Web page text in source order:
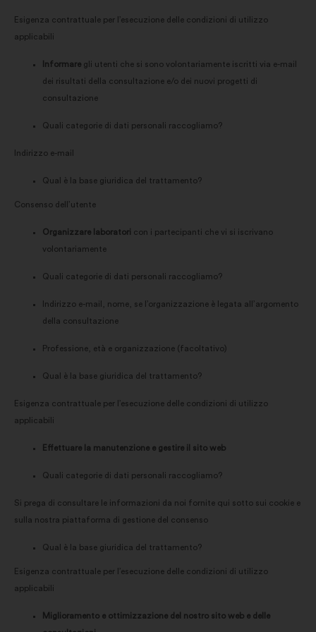
Esigenza contrattuale per l’esecuzione delle condizioni di utilizzo
applicabili
Informare gli utenti che si sono volontariamente iscritti via e-mail
dei risultati della consultazione e/o dei nuovi progetti di
consultazione
Quali categorie di dati personali raccogliamo?
Indirizzo e-mail
Qual è la base giuridica del trattamento?
Consenso dell’utente
Organizzare laboratori con i partecipanti che vi si iscrivano
volontariamente
Quali categorie di dati personali raccogliamo?
Indirizzo e-mail, nome, se l’organizzazione è legata all’argomento
della consultazione
Professione, età e organizzazione (facoltativo)
Qual è la base giuridica del trattamento?
Esigenza contrattuale per l’esecuzione delle condizioni di utilizzo
applicabili
Effettuare la manutenzione e gestire il sito web
Quali categorie di dati personali raccogliamo?
Si prega di consultare le informazioni da noi fornite qui sotto sui cookie e
sulla nostra piattaforma di gestione del consenso
Qual è la base giuridica del trattamento?
Esigenza contrattuale per l’esecuzione delle condizioni di utilizzo
applicabili
Miglioramento e ottimizzazione del nostro sito web e delle